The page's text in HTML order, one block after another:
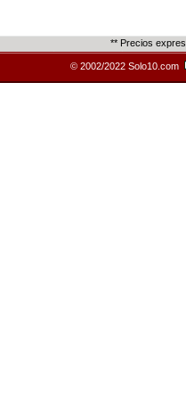
** Precios
© 2002/2022 Solo10.com